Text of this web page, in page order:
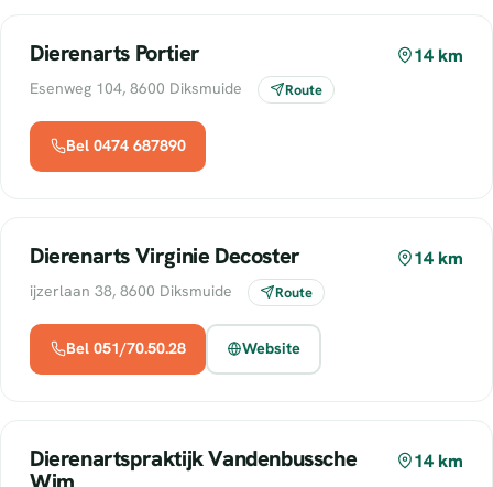
Dierenarts Portier 14 km
Esenweg 104, 8600 Diksmuide Route
Bel 0474 687890
Dierenarts Virginie Decoster 14 km
ijzerlaan 38, 8600 Diksmuide Route
Bel 051/70.50.28 Website
Dierenartspraktijk Vandenbussche
Wim
14 km